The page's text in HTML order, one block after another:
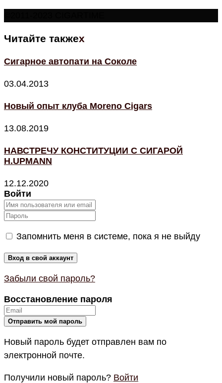
Читайте такжеx
Сигарное автопати на Соколе
03.04.2013
Новый опыт клуба Moreno Cigars
13.08.2019
НАВСТРЕЧУ КОНСТИТУЦИИ С СИГАРОЙ
H.UPMANN
12.12.2020
Войти
Запомнить меня в системе, пока я не выйду
Забыли свой пароль?
Восстановление пароля
Новый пароль будет отправлен вам по
электронной почте.
Получили новый пароль? Войти